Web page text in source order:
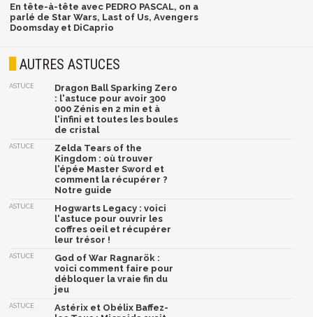
En tête-à-tête avec PEDRO PASCAL, on a
parlé de Star Wars, Last of Us, Avengers
Doomsday et DiCaprio
AUTRES ASTUCES
ASTUCE
Dragon Ball Sparking Zero
: l'astuce pour avoir 300
000 Zénis en 2 min et à
l'infini et toutes les boules
de cristal
ASTUCE
Zelda Tears of the
Kingdom : où trouver
l'épée Master Sword et
comment la récupérer ?
Notre guide
ASTUCE
Hogwarts Legacy : voici
l'astuce pour ouvrir les
coffres oeil et récupérer
leur trésor !
ASTUCE
God of War Ragnarök :
voici comment faire pour
débloquer la vraie fin du
jeu
ASTUCE
Astérix et Obélix Baffez-